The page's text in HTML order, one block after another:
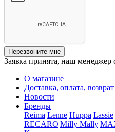
Перезвоните мне
Заявка принята, наш менеджер
О магазине
Доставка, оплата, возврат
Новости
Бренды
Reima Lenne Huppa Lassie
RECARO Milly Mally